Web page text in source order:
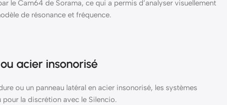
le Cam64 de Sorama, ce qui a permis d’analyser visuellement
de résonance et fréquence.
acier insonorisé
ou un panneau latéral en acier insonorisé, les systèmes
la discrétion avec le Silencio.